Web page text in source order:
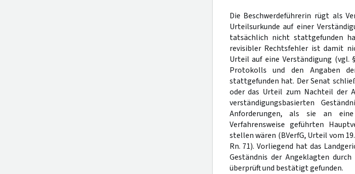
Die Beschwerdeführerin rügt als
Urteilsurkunde auf einer
tatsächlich nicht stattgefunden
revisibler Rechtsfehler ist damit
Urteil auf eine Verständigung (vgl. §
Protokolls und den Angaben
stattgefunden hat. Der Senat
oder das Urteil zum Nachteil der
verständigungsbasierten
Anforderungen, als sie an
Verfahrensweise geführten
stellen wären (BVerfG, Urteil vom
Rn. 71). Vorliegend hat das
Geständnis der Angeklagten
überprüft und bestätigt gefunden.